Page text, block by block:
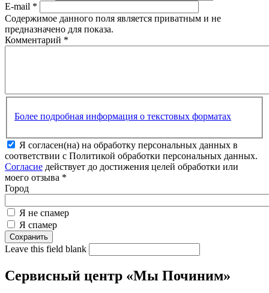
E-mail *
Содержимое данного поля является приватным и не
предназначено для показа.
Комментарий *
Более подробная информация о текстовых форматах
Я согласен(на) на обработку персональных данных в
соответствии с Политикой обработки персональных данных.
Согласие действует до достижения целей обработки или
моего отзыва *
Город
Я не спамер
Я спамер
Leave this field blank
Сервисный центр «Мы Починим»